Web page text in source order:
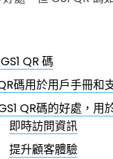
QR 碼
碼用於用戶手冊和
QR碼的好處，用
即時訪問資訊
提升顧客體驗